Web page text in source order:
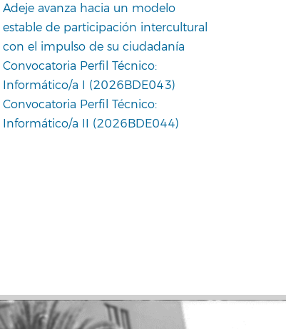
Adeje avanza hacia un modelo
estable de participación intercultural
con el impulso de su ciudadanía
Convocatoria Perfil Técnico:
Informático/a I (2026BDE043)
Convocatoria Perfil Técnico:
Informático/a II (2026BDE044)